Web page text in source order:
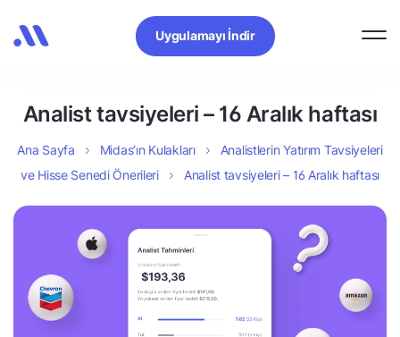
Uygulamayı İndir
Analist tavsiyeleri – 16 Aralık haftası
Ana Sayfa Midas’ın Kulakları
Analistlerin Yatırım Tavsiyeleri
ve Hisse Senedi Önerileri
Analist tavsiyeleri – 16 Aralık haftası